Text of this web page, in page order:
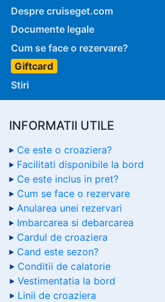
Despre cruiseget.com
Documente legale
Cum se face o rezervare?
Giftcard
Stiri
INFORMATII UTILE
Ce este o croaziera?
Facilitati disponibile la bord
Ce este inclus in pret?
Cum se face o rezervare
Anularea unei rezervari
Imbarcarea si debarcarea
Cardul de croaziera
Cand este sezon?
Conditii de calatorie
Vestimentatia la bord
Linii de croaziera